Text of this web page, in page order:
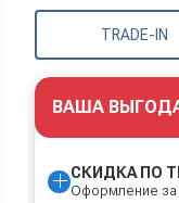
TRADE-IN
ВАША
СКИДКА ПО
Оформление за